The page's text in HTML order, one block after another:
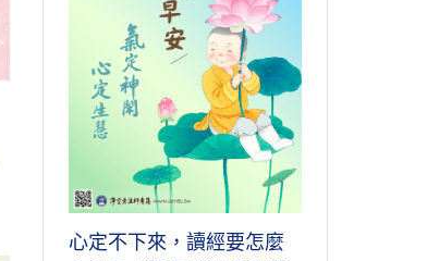
心定不下來，讀經要怎麼